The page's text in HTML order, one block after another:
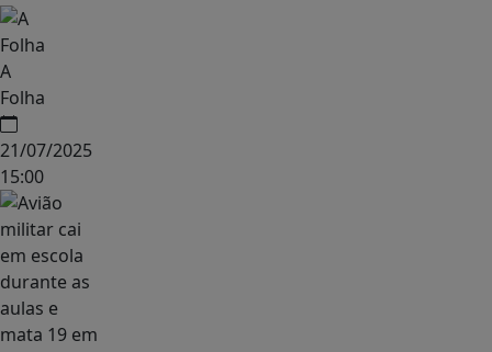
A
Folha
21/07/2025
15:00